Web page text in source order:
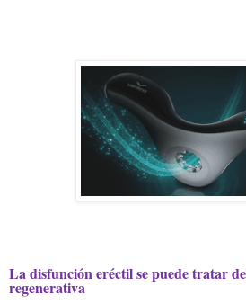
La disfunción eréctil se puede tratar
regenerativa